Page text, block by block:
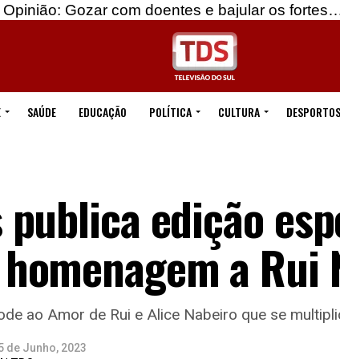
com doentes e bajular os fortes… Beja:
SAÚDE EDUCAÇÃO POLÍTICA CULTURA DESPORTOS
edição
a Rui
ao Amor de Rui e Alice Nabeiro que se
de Junho, 2023